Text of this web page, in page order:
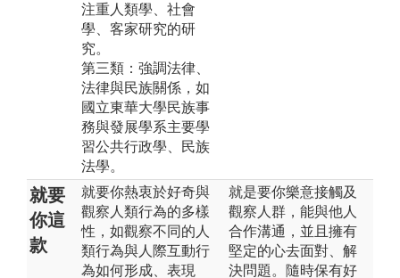
注重人類學、社會
學、客家研究的研
究。
第三類：強調法律、
法律與民族關係，如
國立東華大學民族事
務與發展學系主要學
習公共行政學、民族
法學。
就要
你這
款
就要你熱衷於好奇與
觀察人類行為的多樣
性，如觀察不同的人
類行為與人際互動行
為如何形成、表現
就是要你樂意接觸及
觀察人群，能與他人
合作溝通，並且擁有
堅定的心去面對、解
決問題。隨時保有好